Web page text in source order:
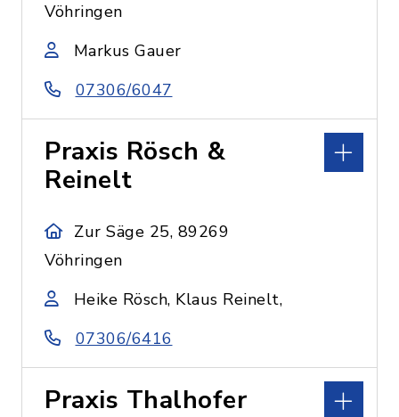
Vöhringen
Markus Gauer
07306/6047
Praxis Rösch &
Reinelt
Zur Säge 25, 89269
Vöhringen
Heike Rösch, Klaus Reinelt,
07306/6416
Praxis Thalhofer